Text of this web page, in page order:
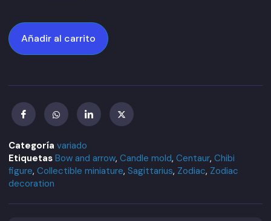
Añadir al carrito
Categoría variado
Etiquetas Bow and arrow, Candle mold, Centaur, Chibi
figure, Collectible miniature, Sagittarius, Zodiac, Zodiac
decoration